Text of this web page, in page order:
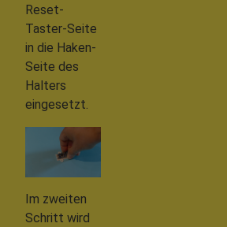
Reset-
Taster-Seite
in die Haken-
Seite des
Halters
eingesetzt.
Im zweiten
Schritt wird